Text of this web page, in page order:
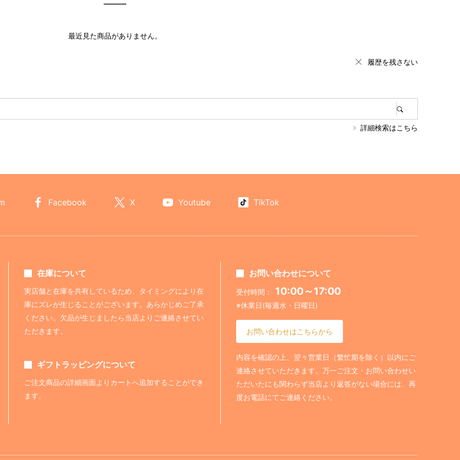
最近見た商品がありません。
履歴を残さない
詳細検索はこちら
Facebook X Youtube TikTok
在庫について
実店舗と在庫を共有しているため、タイミングにより在
庫にズレが生じることがございます。あらかじめご了承
ください。欠品が生じましたら当店よりご連絡させてい
ただきます。
ギフトラッピングについて
ご注文商品の詳細画面よりカートへ追加することができ
ます。
お問い合わせについて
受付時間： 10:00～17:00
※休業日(毎週水・日曜日)
お問い合わせはこちらから
内容を確認の上、翌々営業日（繁忙期を除く）以内にご
連絡させていただきます。万一ご注文・お問い合わせい
ただいたにも関わらず当店より返答がない場合には、再
度お電話にてご連絡ください。